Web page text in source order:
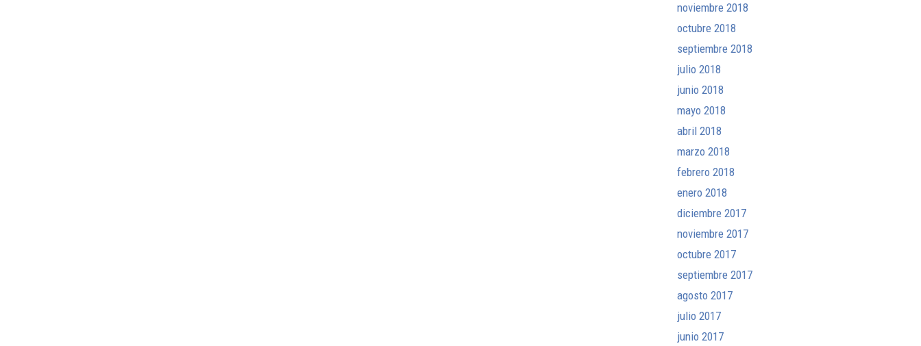
noviembre 2018
octubre 2018
septiembre 2018
julio 2018
junio 2018
mayo 2018
abril 2018
marzo 2018
febrero 2018
enero 2018
diciembre 2017
noviembre 2017
octubre 2017
septiembre 2017
agosto 2017
julio 2017
junio 2017